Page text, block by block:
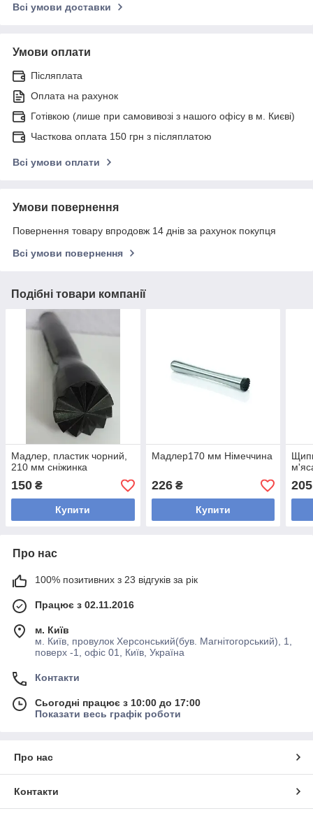
Всі умови доставки
Умови оплати
Післяплата
Оплата на рахунок
Готівкою (лише при самовивозі з нашого офісу в м. Києві)
Часткова оплата 150 грн з післяплатою
Всі умови оплати
Умови повернення
Повернення товару впродовж 14 днів за рахунок покупця
Всі умови повернення
Подібні товари компанії
Мадлер, пластик чорний,
210 мм сніжинка
150 ₴
Купити
Мадлер170 мм Німеччина
226₴
Купити
205
Про нас
100% позитивних з 23 відгуків за рік
Працює з 02.11.2016
м. Київ
м. Київ, провулок Херсонський(був. Магнітогорський), 1,
поверх -1, офіс 01, Київ, Україна
Контакти
Сьогодні працює з 10:00 до 17:00
Показати весь графік роботи
Про нас
Контакти